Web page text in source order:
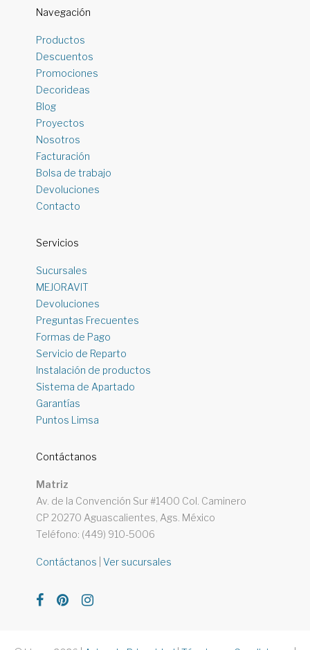
Navegación
Productos
Descuentos
Promociones
Decorideas
Blog
Proyectos
Nosotros
Facturación
Bolsa de trabajo
Devoluciones
Contacto
Servicios
Sucursales
MEJORAVIT
Devoluciones
Preguntas Frecuentes
Formas de Pago
Servicio de Reparto
Instalación de productos
Sistema de Apartado
Garantías
Puntos Limsa
Contáctanos
Matriz
Av. de la Convención Sur #1400 Col. Caminero
CP 20270 Aguascalientes, Ags. México
Teléfono: (449) 910-5006
Contáctanos |Ver sucursales